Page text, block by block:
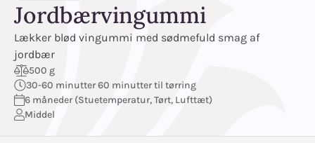
Jordbærvingummi
Lækker blød vingummi med sødmefuld smag af
jordbær
500 g
30-60 minutter 60 minutter til tørring
6 måneder (Stuetemperatur, Tørt, Lufttæt)
Middel